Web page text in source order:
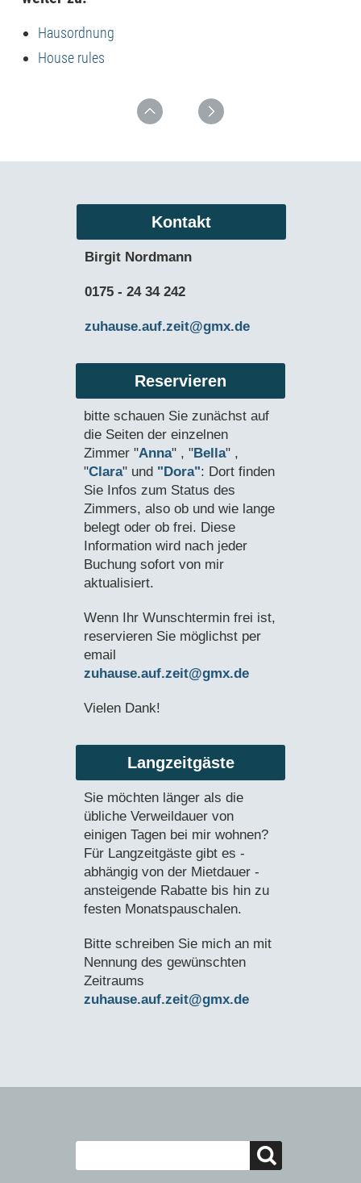
Hausordnung
House rules
Kontakt
Birgit Nordmann
0175 - 24 34 242
zuhause.auf.zeit@gmx.de
Reservieren
bitte schauen Sie zunächst auf
die Seiten der einzelnen
Zimmer "Anna" , "Bella" ,
"Clara" und "Dora": Dort finden
Sie Infos zum Status des
Zimmers, also ob und wie lange
belegt oder ob frei. Diese
Information wird nach jeder
Buchung sofort von mir
aktualisiert.
Wenn Ihr Wunschtermin frei ist,
reservieren Sie möglichst per
email
zuhause.auf.zeit@gmx.de
Vielen Dank!
Langzeitgäste
Sie möchten länger als die
übliche Verweildauer von
einigen Tagen bei mir wohnen?
Für Langzeitgäste gibt es -
abhängig von der Mietdauer -
ansteigende Rabatte bis hin zu
festen Monatspauschalen.
Bitte schreiben Sie mich an mit
Nennung des gewünschten
Zeitraums
zuhause.auf.zeit@gmx.de